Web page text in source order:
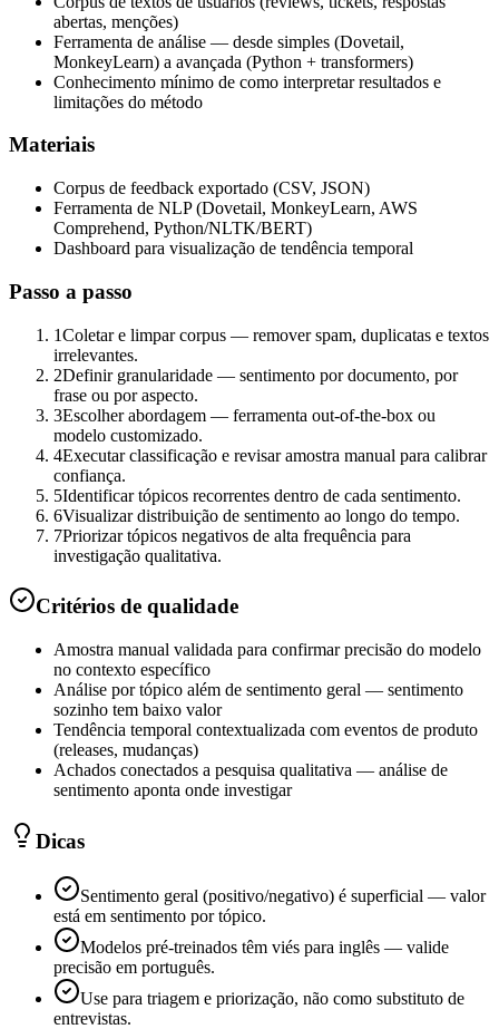
abertas, menções)
Ferramenta de análise — desde simples (Dovetail,
MonkeyLearn) a avançada (Python + transformers)
Conhecimento mínimo de como interpretar resultados e
limitações do método
Materiais
Corpus de feedback exportado (CSV, JSON)
Ferramenta de NLP (Dovetail, MonkeyLearn, AWS
Comprehend, Python/NLTK/BERT)
Dashboard para visualização de tendência temporal
Passo a passo
1Coletar e limpar corpus — remover spam, duplicatas e textos
irrelevantes.
2Definir granularidade — sentimento por documento, por
frase ou por aspecto.
3Escolher abordagem — ferramenta out-of-the-box ou
modelo customizado.
4Executar classificação e revisar amostra manual para calibrar
confiança.
5Identificar tópicos recorrentes dentro de cada sentimento.
6Visualizar distribuição de sentimento ao longo do tempo.
7Priorizar tópicos negativos de alta frequência para
investigação qualitativa.
Critérios de qualidade
Amostra manual validada para confirmar precisão do modelo
no contexto específico
Análise por tópico além de sentimento geral — sentimento
sozinho tem baixo valor
Tendência temporal contextualizada com eventos de produto
(releases, mudanças)
Achados conectados a pesquisa qualitativa — análise de
sentimento aponta onde investigar
Dicas
Sentimento geral (positivo/negativo) é superficial — valor
está em sentimento por tópico.
Modelos pré-treinados têm viés para inglês — valide
precisão em português.
Use para triagem e priorização, não como substituto de
entrevistas.